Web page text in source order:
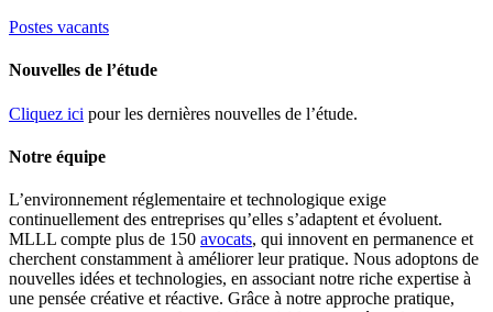
Postes vacants
Nouvelles de l’étude
Cliquez ici pour les dernières nouvelles de l’étude.
Notre équipe
L’environnement réglementaire et technologique exige
continuellement des entreprises qu’elles s’adaptent et évoluent.
MLLL compte plus de 150 avocats, qui innovent en permanence et
cherchent constamment à améliorer leur pratique. Nous adoptons de
nouvelles idées et technologies, en associant notre riche expertise à
une pensée créative et réactive. Grâce à notre approche pratique,